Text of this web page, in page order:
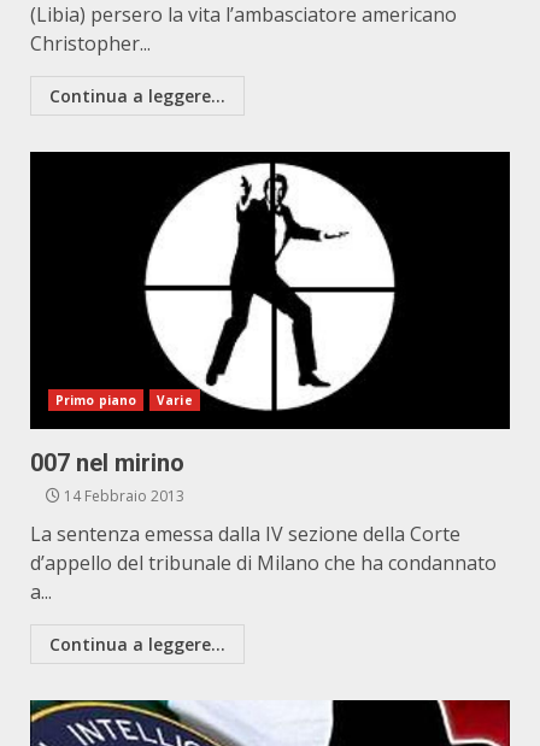
(Libia) persero la vita l’ambasciatore americano
Christopher...
Continua a leggere...
Primo piano Varie
007 nel mirino
14 Febbraio 2013
La sentenza emessa dalla IV sezione della Corte
d’appello del tribunale di Milano che ha condannato
a...
Continua a leggere...